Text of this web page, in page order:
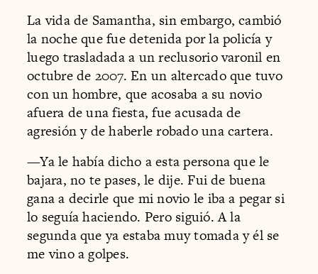
La vida de Samantha, sin embargo, cambió
la noche que fue detenida por la policía y
luego trasladada a un reclusorio varonil en
octubre de 2007. En un altercado que tuvo
con un hombre, que acosaba a su novio
afuera de una fiesta, fue acusada de
agresión y de haberle robado una cartera.
—Ya le había dicho a esta persona que le
bajara, no te pases, le dije. Fui de buena
gana a decirle que mi novio le iba a pegar si
lo seguía haciendo. Pero siguió. A la
segunda que ya estaba muy tomada y él se
me vino a golpes.